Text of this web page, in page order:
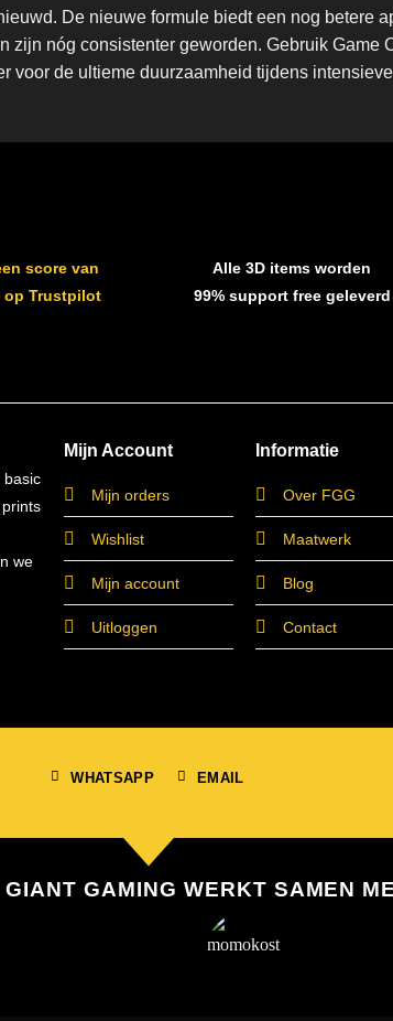
De nieuwe formule biedt een nog betere
zijn nóg consistenter geworden. Gebruik Game
voor de ultieme duurzaamheid tijdens
score van
op Trustpilot
Alle 3D items worden
99% support free geleverd
basic
we
Mijn Account
Mijn orders
Wishlist
Mijn account
Uitloggen
Informatie
Over FGG
Maatwerk
Blog
Contact
WHATSAPP EMAIL
GIANT GAMING WERKT SAMEN